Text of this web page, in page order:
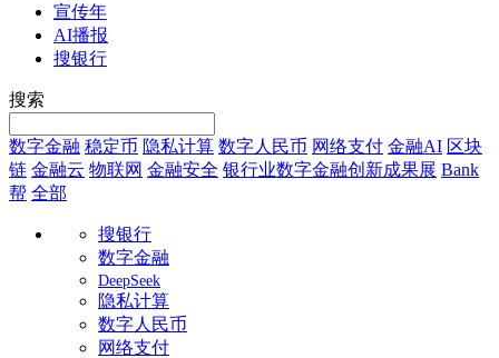
宣传年
AI播报
搜银行
搜索
数字金融 稳定币 隐私计算 数字人民币 网络支付 金融AI 区块
链 金融云 物联网 金融安全 银行业数字金融创新成果展 Bank
帮 全部
搜银行
数字金融
DeepSeek
隐私计算
数字人民币
网络支付